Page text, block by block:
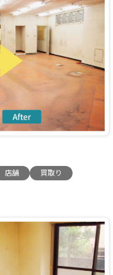
店舗 買取り